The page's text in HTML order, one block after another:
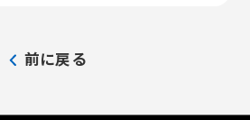
前に戻る